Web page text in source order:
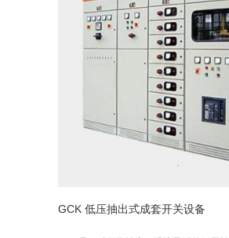
GCK 低压抽出式成套开关设备